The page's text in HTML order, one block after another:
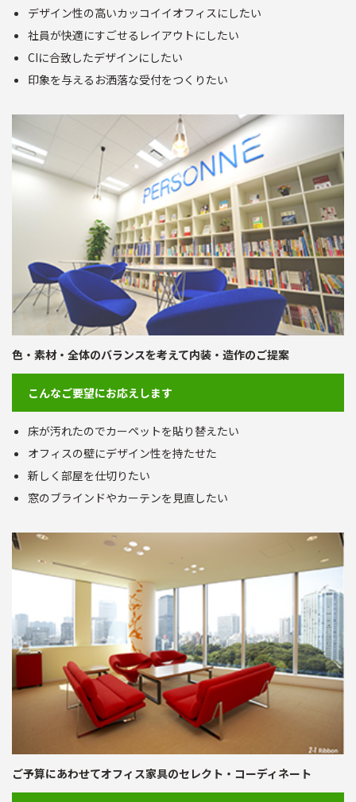
デザイン性の高いカッコイイオフィスにしたい
社員が快適にすごせるレイアウトにしたい
CIに合致したデザインにしたい
印象を与えるお洒落な受付をつくりたい
色・素材・全体のバランスを考えて内装・造作のご提案
こんなご要望にお応えします
床が汚れたのでカーペットを貼り替えたい
オフィスの壁にデザイン性を持たせた
新しく部屋を仕切りたい
窓のブラインドやカーテンを見直したい
ご予算にあわせてオフィス家具のセレクト・コーディネート